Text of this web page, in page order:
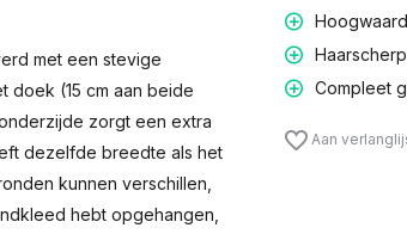
met een stevige
doek (15 cm aan beide
zorgt een extra
dezelfde breedte als het
kunnen verschillen,
hebt opgehangen,
Compleet
Aan